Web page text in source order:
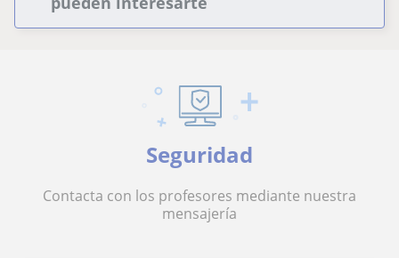
Seguridad
Contacta con los profesores mediante nuestra
mensajería